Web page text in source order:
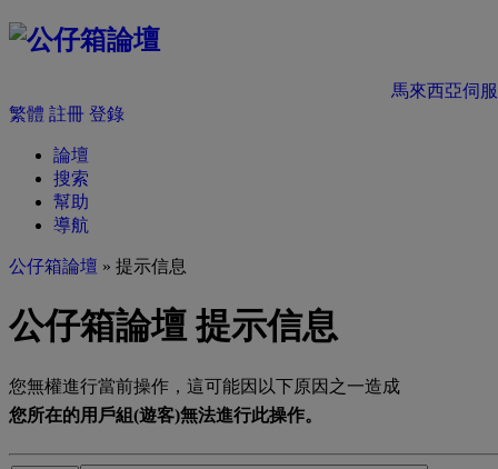
馬來西亞伺
繁體 註冊 登錄
論壇
搜索
幫助
導航
公仔箱論壇 » 提示信息
公仔箱論壇 提示信息
您無權進行當前操作，這可能因以下原因之一造成
您所在的用戶組(遊客)無法進行此操作。